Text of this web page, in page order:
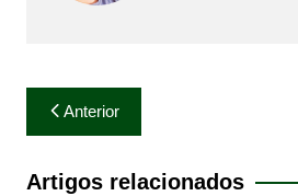
Navegação
de
Post
Anterior
Artigos relacionados